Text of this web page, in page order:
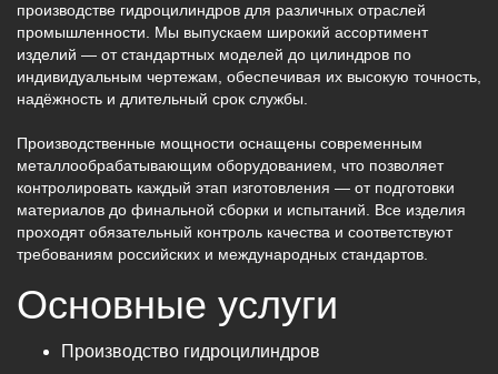
производстве гидроцилиндров для различных отраслей
промышленности. Мы выпускаем широкий ассортимент
изделий — от стандартных моделей до цилиндров по
индивидуальным чертежам, обеспечивая их высокую точность,
надёжность и длительный срок службы.
Производственные мощности оснащены современным
металлообрабатывающим оборудованием, что позволяет
контролировать каждый этап изготовления — от подготовки
материалов до финальной сборки и испытаний. Все изделия
проходят обязательный контроль качества и соответствуют
требованиям российских и международных стандартов.
Основные услуги
Производство гидроцилиндров